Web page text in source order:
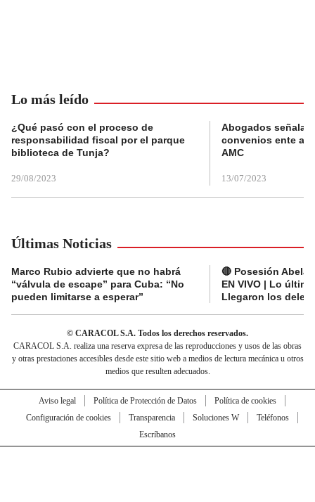
Lo más leído
¿Qué pasó con el proceso de
responsabilidad fiscal por el parque
biblioteca de Tunja?
29/08/2023
Abogados
convenios ente
AMC
13/07/2023
Últimas Noticias
Marco Rubio advierte que no habrá
“válvula de escape” para Cuba: “No
pueden limitarse a esperar”
🔴 Posesión
EN VIVO | Lo
Llegaron los
© CARACOL S.A. Todos los derechos reservados.
CARACOL S.A. realiza una reserva expresa de las reproducciones y usos de las obras
y otras prestaciones accesibles desde este sitio web a medios de lectura mecánica u otros
medios que resulten adecuados.
Aviso legal Política de Protección de Datos
Política de cookies
Configuración de cookies
Transparencia Soluciones W
Teléfonos
Escríbanos